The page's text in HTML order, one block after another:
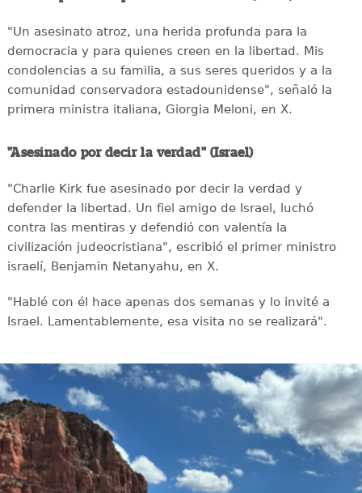
"Un asesinato atroz, una herida profunda para la
democracia y para quienes creen en la libertad. Mis
condolencias a su familia, a sus seres queridos y a la
comunidad conservadora estadounidense", señaló la
primera ministra italiana, Giorgia Meloni, en X.
"Asesinado por decir la verdad" (Israel)
"Charlie Kirk fue asesinado por decir la verdad y
defender la libertad. Un fiel amigo de Israel, luchó
contra las mentiras y defendió con valentía la
civilización judeocristiana", escribió el primer ministro
israelí, Benjamin Netanyahu, en X.
"Hablé con él hace apenas dos semanas y lo invité a
Israel. Lamentablemente, esa visita no se realizará".